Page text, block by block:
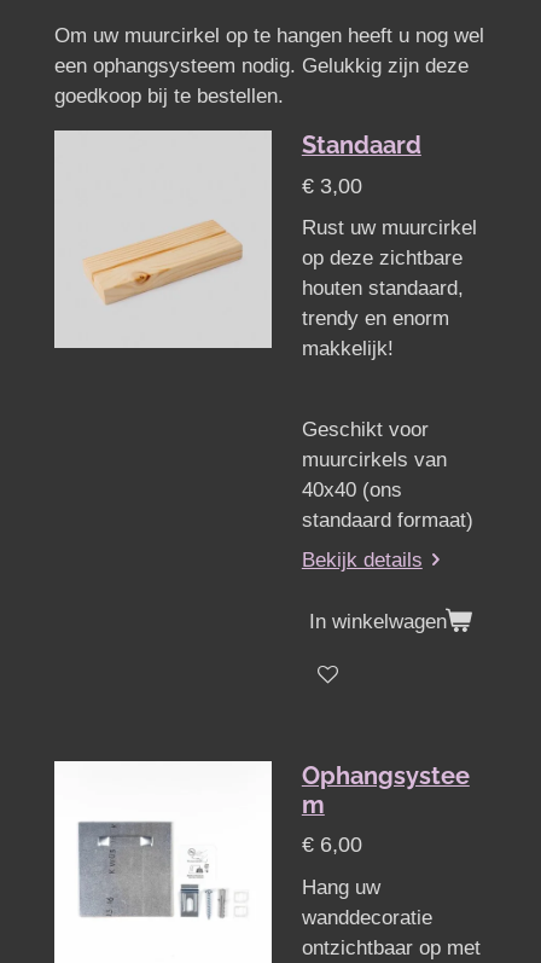
Om uw muurcirkel op te hangen heeft u nog wel
een ophangsysteem nodig. Gelukkig zijn deze
goedkoop bij te bestellen.
Standaard
€ 3,00
Rust uw muurcirkel
op deze zichtbare
houten standaard,
trendy en enorm
makkelijk!
Geschikt voor
muurcirkels van
40x40 (ons
standaard formaat)
Bekijk details
In winkelwagen
Ophangsystee
m
€ 6,00
Hang uw
wanddecoratie
ontzichtbaar op met